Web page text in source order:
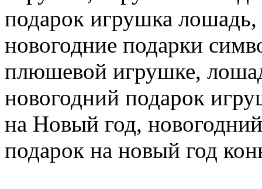
подарок игрушка лошадь,
новогодние подарки
плюшевой игрушке,
новогодний подарок
на Новый год,
подарок на новый год